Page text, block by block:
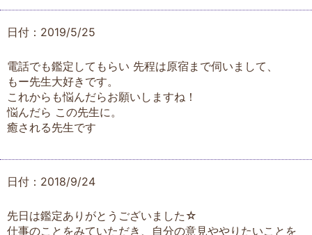
日付：2019/5/25
電話でも鑑定してもらい 先程は原宿まで伺いまして、
もー先生大好きです。
これからも悩んだらお願いしますね！
悩んだら この先生に。
癒される先生です
日付：2018/9/24
先日は鑑定ありがとうございました☆
仕事のことをみていただき、自分の意見ややりたいことを